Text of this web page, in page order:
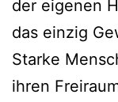
der eigenen
das einzig
Starke
ihren